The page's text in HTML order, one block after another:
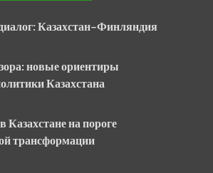
Казахстан–Финляндия
новые ориентиры
Казахстана
Казахстане на пороге
трансформации